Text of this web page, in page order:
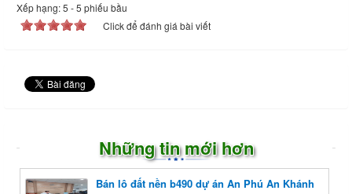
Xếp hạng:5 -5 phiếu bầu
Click để đánh giá bài viết
Những tin mới hơn
Bán lô đất nền b490 dự án An Phú An Khánh